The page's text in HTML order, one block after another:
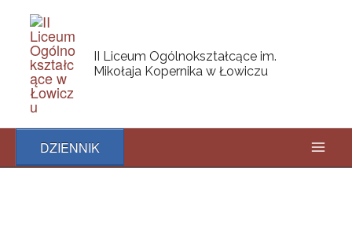
content
II Liceum Ogólnokształcące im.
Mikołaja Kopernika w Łowiczu
DZIENNIK